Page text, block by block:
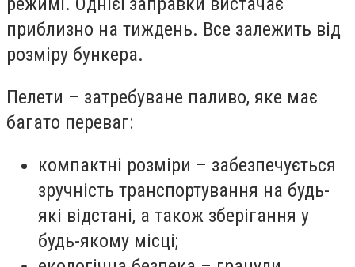
приблизно на тиждень. Все залежить від
розміру бункера.
Пелети – затребуване паливо, яке має
багато переваг:
компактні розміри – забезпечується
зручність транспортування на будь-
які відстані, а також зберігання у
будь-якому місці;